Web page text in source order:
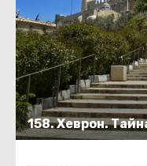
158. Хеврон.